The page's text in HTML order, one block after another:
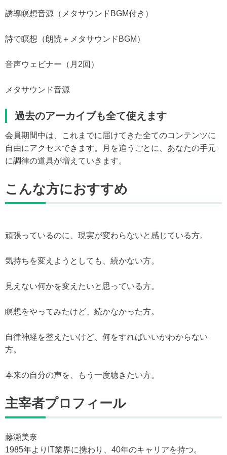
誘導瞑想音源（メタサウンドBGM付き）
詩で瞑想（朗読＋メタサウンドBGM）
音声ウェビナー（月2回）
メタサウンド音源
過去のアーカイブも全て使えます
会員期間中は、これまでに届けてきた全てのコンテンツに
自由にアクセスできます。月を追うごとに、あなたの手元
に調律の道具が増えていきます。
こんな方におすすめ
頑張っているのに、現実が変わらないと感じている方。
気持ちを変えようとしても、続かない方。
見えない何かを変えたいと思っている方。
瞑想をやってみたけど、続かなかった方。
自律神経を整えたいけど、何をすればいいかわからない
方。
本来の自分の声を、もう一度聴きたい方。
主宰者プロフィール
藤瀬美奈
1985年よりIT業界に携わり、40年のキャリアを持つ。